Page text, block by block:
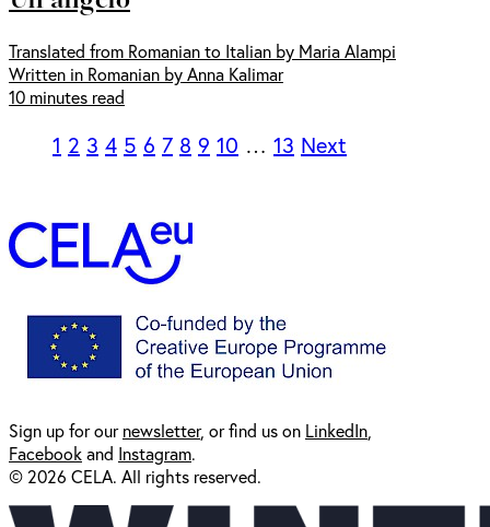
Translated from Romanian to Italian by Maria Alampi
Written in Romanian by Anna Kalimar
10 minutes read
1 2 3 4 5 6 7 8 9 10 … 13 Next
Sign up for ournewsletter, or find us on LinkedIn
Facebookand Instagram.
© 2026 CELA. All rights reserved.